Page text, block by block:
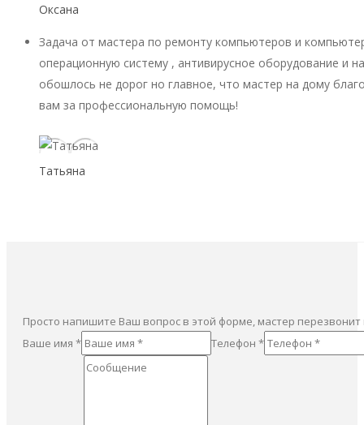
Оксана
Задача от мастера по ремонту компьютеров и
операционную систему , антивирусное оборудование и
обошлось не дорог но главное, что мастер на дому
вам за профессиональную помощь!
Татьяна
Просто напишите Ваш вопрос в этой форме, мастер
Ваше имя *
Телефон *